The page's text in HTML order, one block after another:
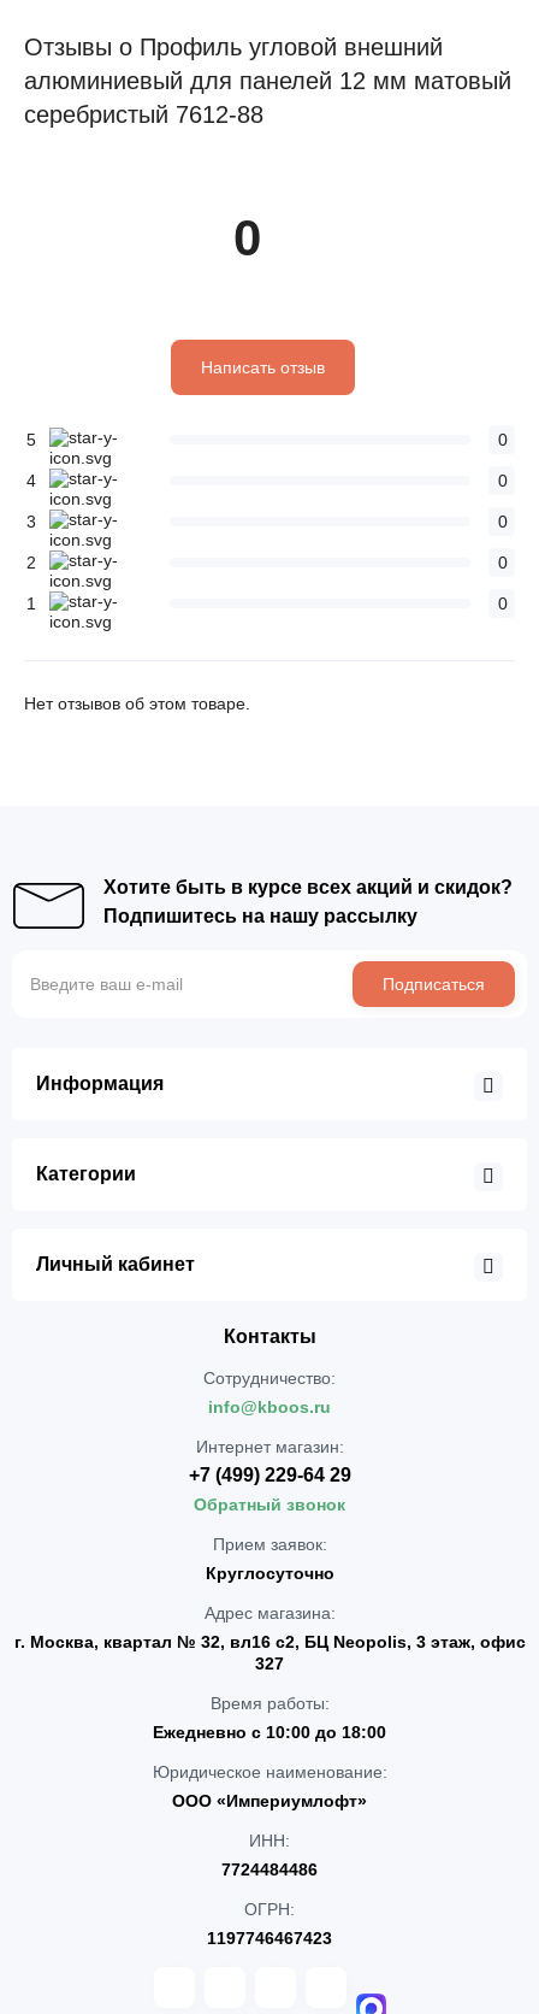
Отзывы о Профиль угловой внешний
алюминиевый для панелей 12 мм матовый
серебристый 7612-88
0
Написать отзыв
5 0
4 0
3 0
2 0
1 0
Нет отзывов об этом товаре.
Хотите быть в курсе всех акций и скидок?
Подпишитесь на нашу рассылку
Подписаться
Информация
Категории
Личный кабинет
Контакты
Сотрудничество:
info@kboos.ru
Интернет магазин:
+7 (499) 229-64 29
Обратный звонок
Прием заявок:
Круглосуточно
Адрес магазина:
г. Москва, квартал № 32, вл16 с2, БЦ Neopolis, 3 этаж, офис
327
Время работы:
Ежедневно с 10:00 до 18:00
Юридическое наименование:
ООО «Империумлофт»
ИНН:
7724484486
ОГРН:
1197746467423